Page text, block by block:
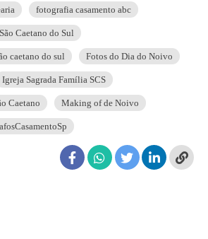
fotografia casamento abc
Caetano do Sul
caetano do sul Fotos do Dia do Noivo
Igreja Sagrada Família SCS
Caetano Making of de Noivo